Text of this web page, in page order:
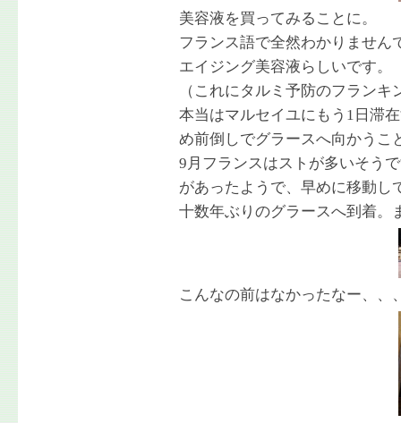
美容液を買ってみることに。
フランス語で全然わかりません
エイジング美容液らしいです。
（これにタルミ予防のフラン
本当はマルセイユにもう1日滞
め前倒しでグラースへ向かうこ
9月フランスはストが多いそう
があったようで、早めに移動し
十数年ぶりのグラースへ到着。
こんなの前はなかったなー、、